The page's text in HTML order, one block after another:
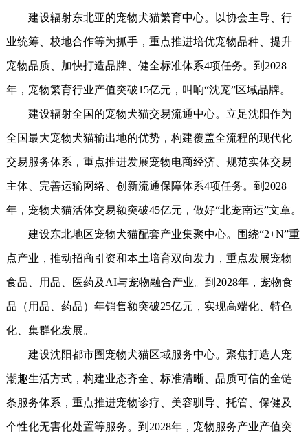
建设辐射东北亚的宠物犬猫繁育中心。以协会主导、行
业统筹、校地合作等为抓手，重点推进培优宠物品种、提升
宠物品质、加快打造品牌、健全标准体系4项任务。到2028
年，宠物繁育行业产值突破15亿元，叫响“沈宠”区域品牌。
建设辐射全国的宠物犬猫交易流通中心。立足沈阳作为
全国最大宠物犬猫输出地的优势，构建覆盖全流程的现代化
交易服务体系，重点推进发展宠物电商经济、规范实体交易
主体、完善运输网络、创新流通保障体系4项任务。到2028
年，宠物犬猫活体交易额突破45亿元，做好“北宠南运”文章。
建设东北地区宠物犬猫配套产业集聚中心。围绕“2+N”重
点产业，推动招商引资和本土培育双向发力，重点发展宠物
食品、用品、医药及AI与宠物融合产业。到2028年，宠物食
品（用品、药品）年销售额突破25亿元，实现高端化、特色
化、集群化发展。
建设沈阳都市圈宠物犬猫区域服务中心。聚焦打造人宠
潮趣生活方式，构建业态齐全、标准清晰、品质可信的全链
条服务体系，重点推进宠物诊疗、美容驯导、托管、保健及
个性化无害化处置等服务。到2028年，宠物服务产业产值突